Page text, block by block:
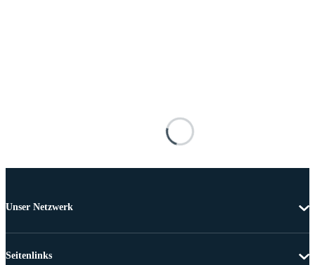
Unser Netzwerk
Seitenlinks